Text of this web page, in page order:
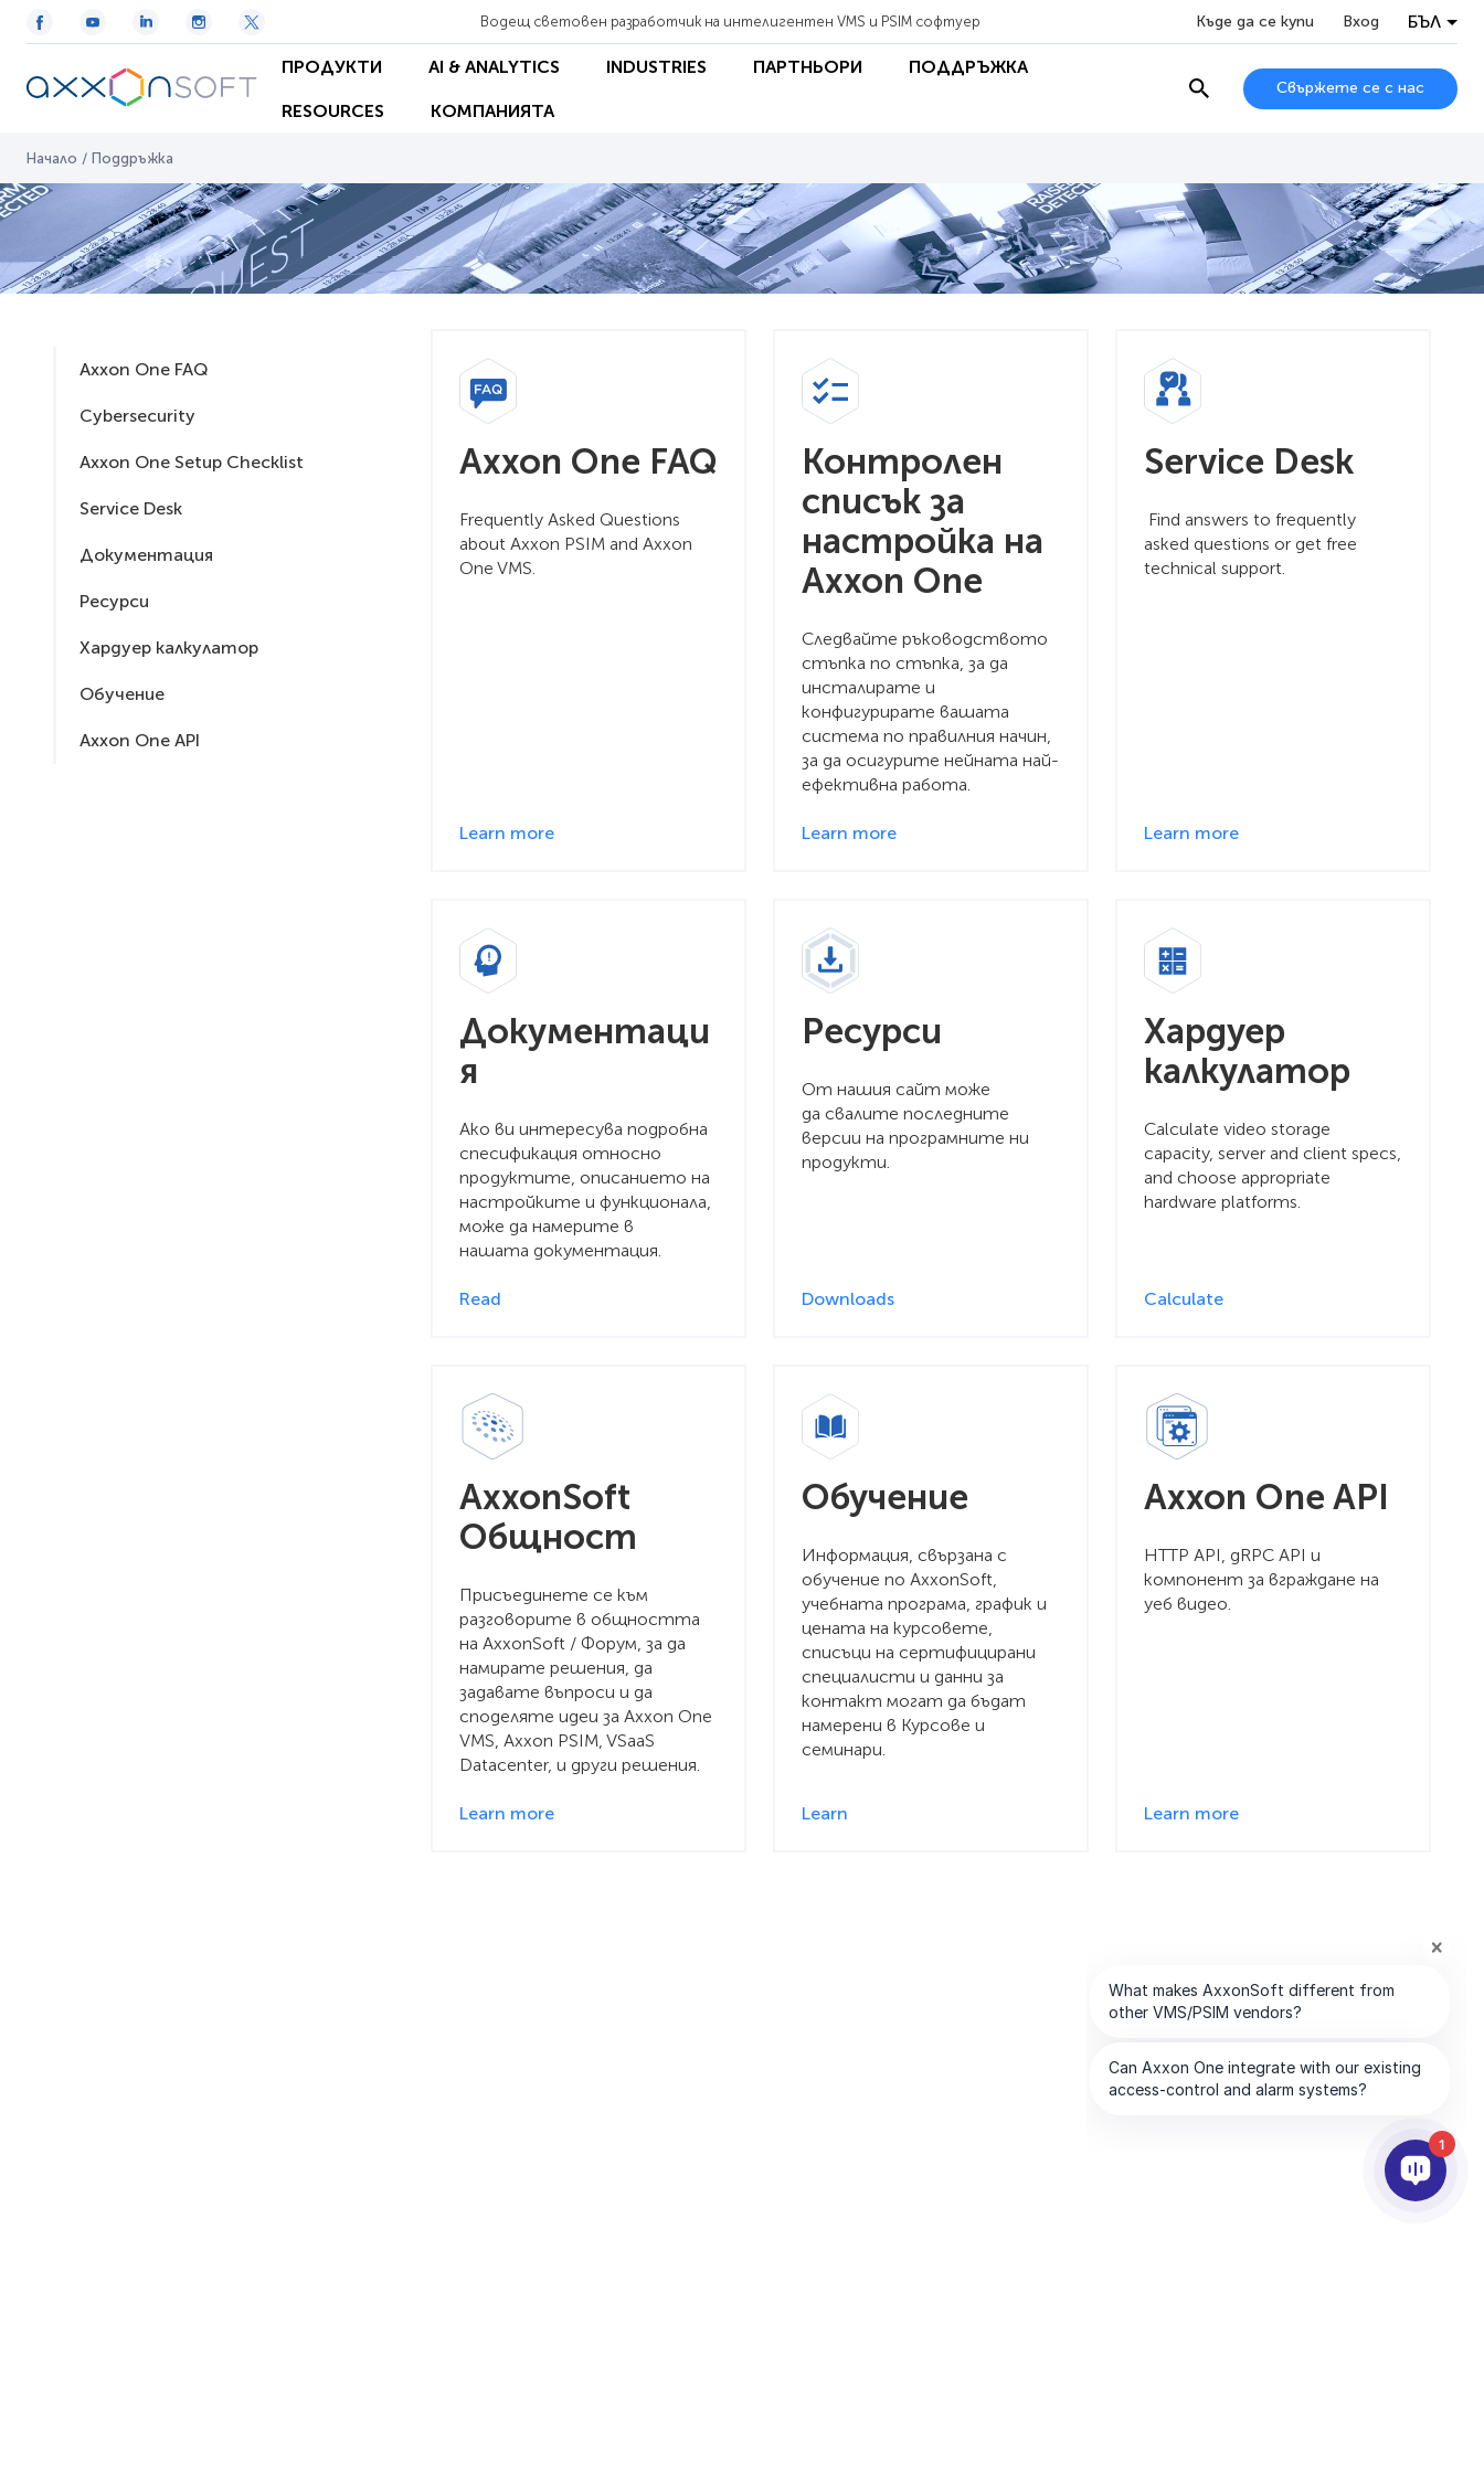
Водещ световен разработчик на интелигентен VMS и PSIM софтуер Къде да се купи Вход БЪЛ
ПРОДУКТИ AI & ANALYTICS INDUSTRIES ПАРТНЬОРИ ПОДДРЪЖКА
RESOURCES КОМПАНИЯТА
Свържете се с нас
Начало / Поддръжка
Axxon One FAQ
Cybersecurity
Axxon One Setup Checklist
Service Desk
Документация
Ресурси
Хардуер калкулатор
Обучение
Axxon One API
Axxon One FAQ
Frequently Asked Questions
about Axxon PSIM and Axxon
One VMS.
Learn more
Контролен
списък за
настройка на
Axxon One
Следвайте ръководството
стъпка по стъпка, за да
инсталирате и
конфигурирате вашата
система по правилния начин,
за да осигурите нейната най-
ефективна работа.
Learn more
Service Desk
Find answers to frequently
asked questions or get free
technical support.
Learn more
Документаци
я
Ако ви интересува подробна
спесификация относно
продуктите, описанието на
настройките и функционала,
може да намерите в
нашата документация.
Read
Ресурси
От нашия сайт може
да свалите последните
версии на програмните ни
продукти.
Downloads
Хардуер
калкулатор
Calculate video storage
capacity, server and client specs,
and choose appropriate
hardware platforms.
Calculate
AxxonSoft
Общност
Присъединете се към
разговорите в общността
на AxxonSoft / Форум, за да
намирате решения, да
задавате въпроси и да
споделяте идеи за Axxon One
VMS, Axxon PSIM, VSaaS
Datacenter, и други решения.
Learn more
Обучение
Информация, свързана с
обучение по AxxonSoft,
учебната програма, график и
цената на курсовете,
списъци на сертифицирани
специалисти и данни за
контакт могат да бъдат
намерени в Курсове и
семинари.
Learn
Axxon One API
HTTP API, gRPC API и
компонент за вграждане на
уеб видео.
Learn more
1